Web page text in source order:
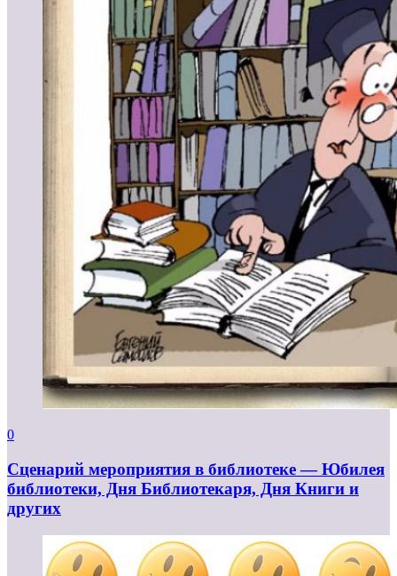
0
Сценарий мероприятия в библиотеке — Юбилея
библиотеки, Дня Библиотекаря, Дня Книги и
других